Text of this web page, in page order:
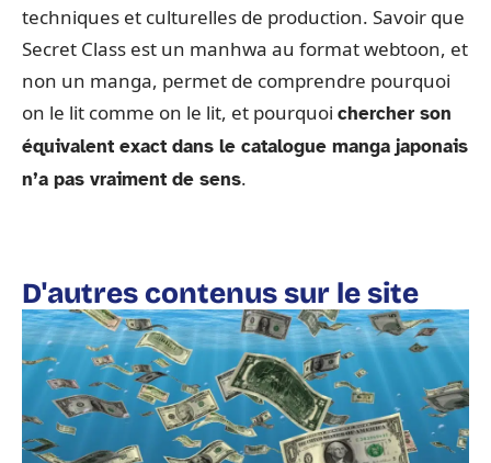
techniques et culturelles de production. Savoir que
Secret Class est un manhwa au format webtoon, et
non un manga, permet de comprendre pourquoi
on le lit comme on le lit, et pourquoi chercher son
équivalent exact dans le catalogue manga japonais
n’a pas vraiment de sens.
D'autres contenus sur le site